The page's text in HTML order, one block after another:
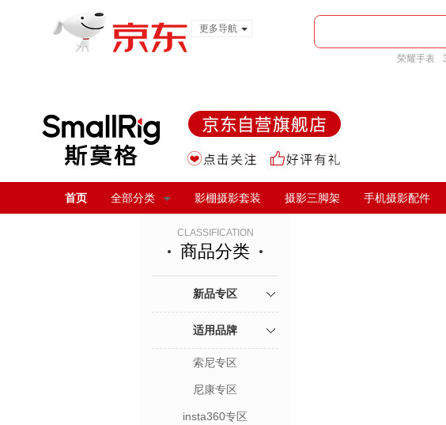
更多导航
荣耀手表
首页 全部分类 影棚摄影套装 摄影三脚架 手机摄影配件
CLASSIFICATION
商品分类
新品专区
适用品牌
索尼专区
尼康专区
insta360专区